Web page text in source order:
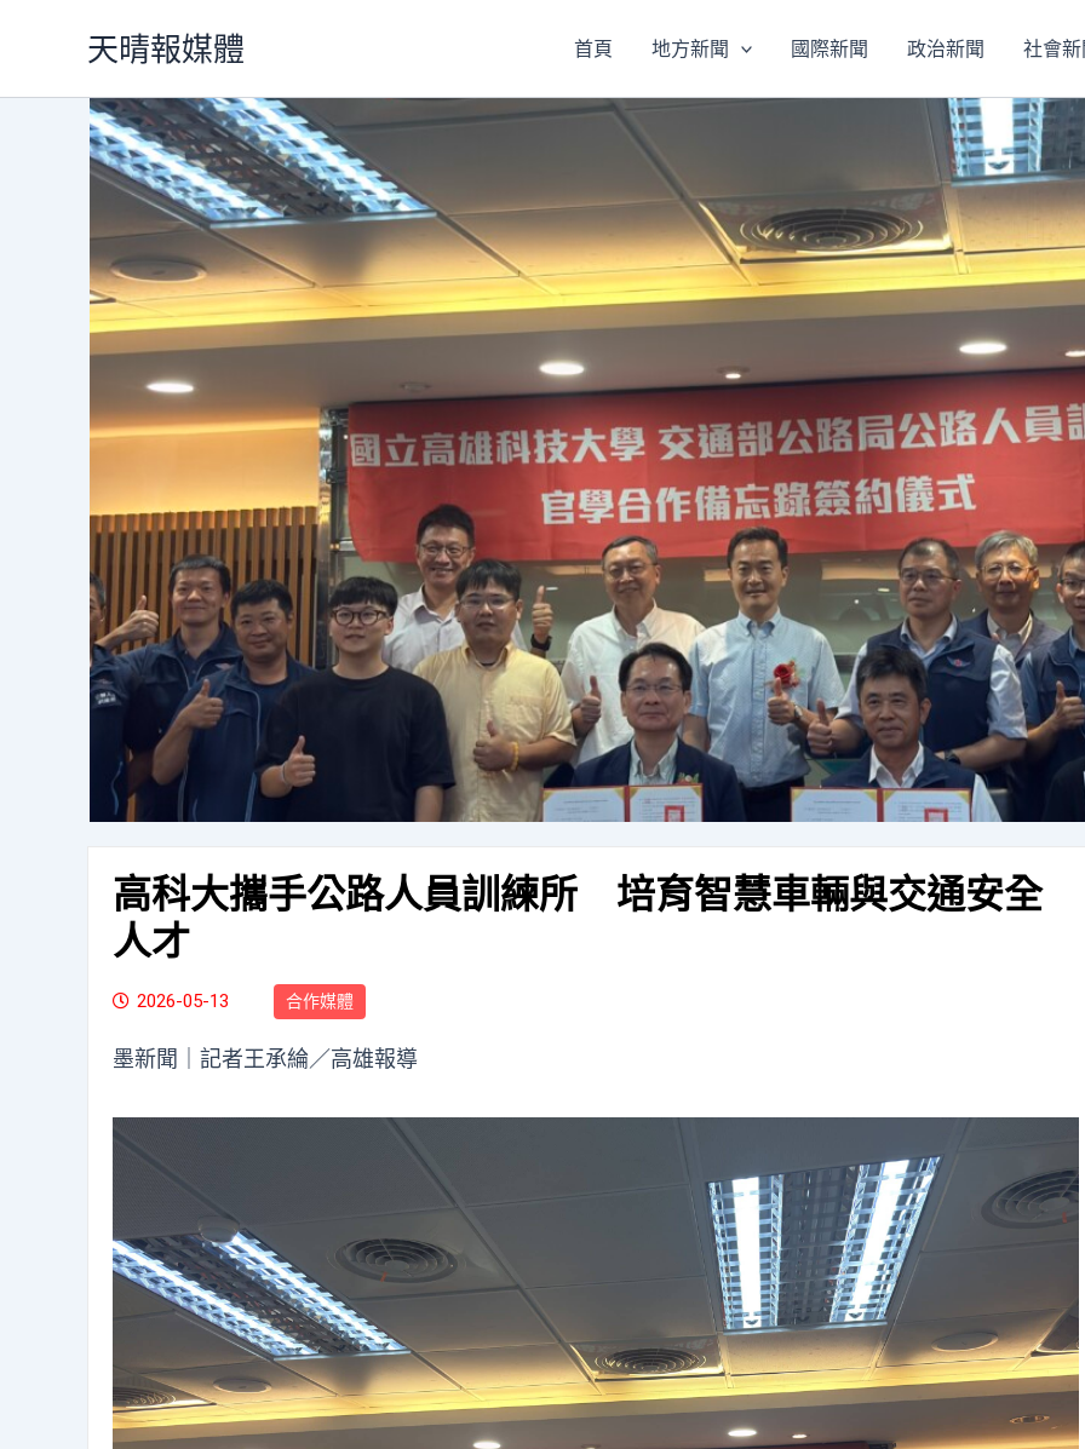
天晴報媒體 首頁 地方新聞 國際新聞 政治新聞 社會
高科大攜手公路人員訓練所 培育智慧車輛與交通安全
人才
2026-05-13 合作媒體
墨新聞 ｜記者王承綸／高雄報導